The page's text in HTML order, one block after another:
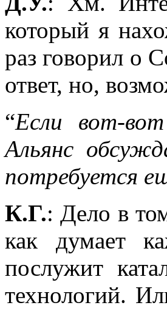
который я
раз говорил о
ответ, но,
“Если вот-
Альянс
потребуется
К.Г.: Дело в
как думает
послужит
технологий.